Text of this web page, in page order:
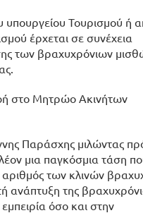
Τουρισμού ή
έρχεται σε συνέχεια
των βραχυχρόνιων
στο Μητρώο Ακινήτων
Παράσχης μιλώντας
μια παγκόσμια τάση
των κλινών
ανάπτυξη της
όσο και στην